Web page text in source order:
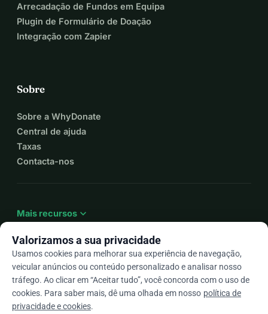
Arrecadação de Fundos em Equipa
Plugin de Formulário de Doação
Integração com Zapier
Sobre
Sobre a WhyDonate
Central de ajuda
Taxas
Contacta-nos
Mais recursos expand_more
Ptarrow_drop_down
★★★★★4,9 / 5 com base em mais de 500 avaliações
Valorizamos a sua privacidade
Usamos cookies para melhorar sua experiência de navegação,
veicular anúncios ou conteúdo personalizado e analisar nosso
tráfego. Ao clicar em “Aceitar tudo”, você concorda com o uso de
cookies. Para saber mais, dê uma olhada em nosso política de
privacidade e cookies.